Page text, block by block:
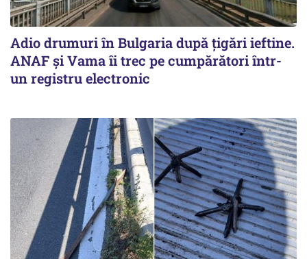
Adio drumuri în Bulgaria după țigări ieftine.
ANAF și Vama îi trec pe cumpărători într-
un registru electronic